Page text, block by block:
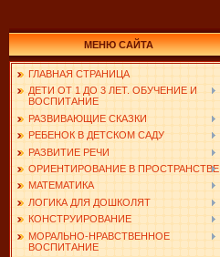
МЕНЮ САЙТА
ГЛАВНАЯ СТРАНИЦА
ДЕТИ ОТ 1 ДО 3 ЛЕТ. ОБУЧЕНИЕ И
ВОСПИТАНИЕ
РАЗВИВАЮЩИЕ СКАЗКИ
РЕБЕНОК В ДЕТСКОМ САДУ
РАЗВИТИЕ РЕЧИ
ОРИЕНТИРОВАНИЕ В ПРОСТРАНСТВЕ
МАТЕМАТИКА
ЛОГИКА ДЛЯ ДОШКОЛЯТ
КОНСТРУИРОВАНИЕ
МОРАЛЬНО-НРАВСТВЕННОЕ
ВОСПИТАНИЕ